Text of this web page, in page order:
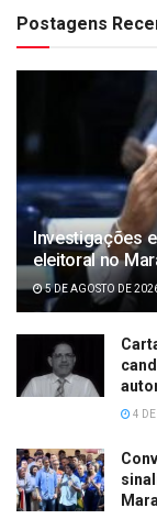
Postagens
Investigações
eleitoral no
5 DE AGOSTO DE
4